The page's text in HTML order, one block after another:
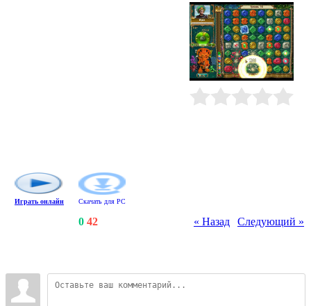
Играть онлайн Скачать для PC
« Назад Следующий »
0 42